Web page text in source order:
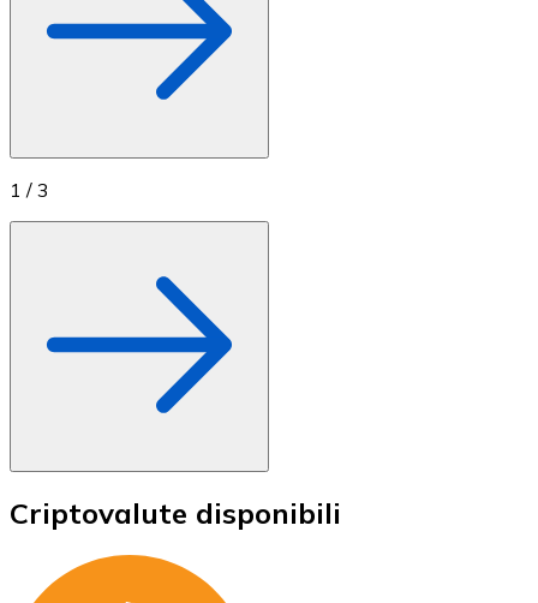
1 / 3
Criptovalute disponibili